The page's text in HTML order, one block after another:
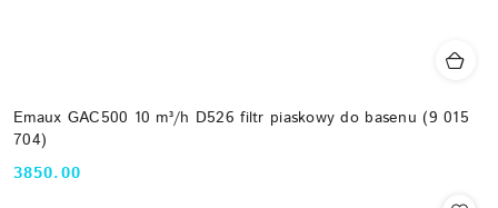
Emaux GAC500 10 m³/h D526 filtr piaskowy do basenu (9 015
704)
Cena:
3850.00